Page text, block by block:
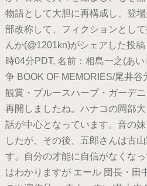
物語として大胆に再構成し、登
部改称して、フィクションとし
んか(@1201kn)がシェアした投
時04分PDT, 名前：相島一之(あ
争 BOOK OF MEMORIES/尾井
観賞・ブルースハープ・ガーデ
再開しましたね。ハナコの岡部
話が中心となっています。音の
したが、その後、五郎さんは古
す。自分の才能に自信がなくな
はわかりますが エール 団長・田